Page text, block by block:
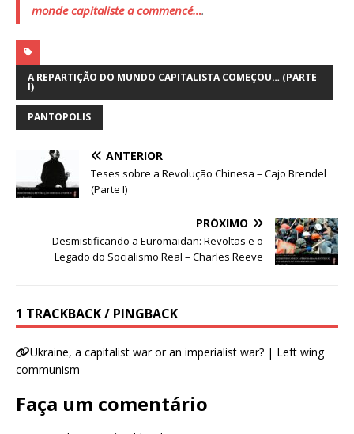
monde capitaliste a commencé….
A REPARTIÇÃO DO MUNDO CAPITALISTA COMEÇOU… (PARTE
I)
PANTOPOLIS
ANTERIOR
Teses sobre a Revolução Chinesa – Cajo Brendel
(Parte I)
PRÓXIMO
Desmistificando a Euromaidan: Revoltas e o
Legado do Socialismo Real – Charles Reeve
1 TRACKBACK / PINGBACK
Ukraine, a capitalist war or an imperialist war? | Left wing
communism
Faça um comentário